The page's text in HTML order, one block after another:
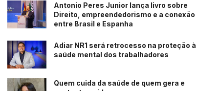
Antonio Peres Junior lança livro sobre
Direito, empreendedorismo e a conexão
entre Brasil e Espanha
Adiar NR1 será retrocesso na proteção à
saúde mental dos trabalhadores
Quem cuida da saúde de quem gera e